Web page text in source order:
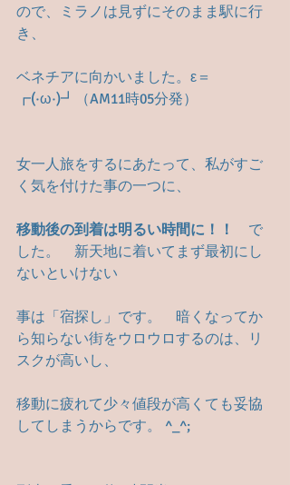
ので、ミラノは見ずにそのまま駅に行
き、
ベネチアに向かいました。ε＝
┏(·ω·)┛（AM11時05分発）
女一人旅をするにあたって、私がすご
く気を付けた事の一つに、
移動後の到着は明るい時間に！！ で
した。　新天地に着いてまず最初にし
ないといけない
事は「宿探し」です。　暗くなってか
ら知らない街をウロウロするのは、リ
スクが高いし、
移動に疲れて少々値段が高くても妥協
してしまうからです。 ^_^;